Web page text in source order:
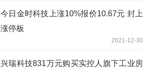
今日金时科技上涨10%报价10.67元 封上
涨停板
2021-12-30
兴瑞科技831万元购买实控人旗下工业房